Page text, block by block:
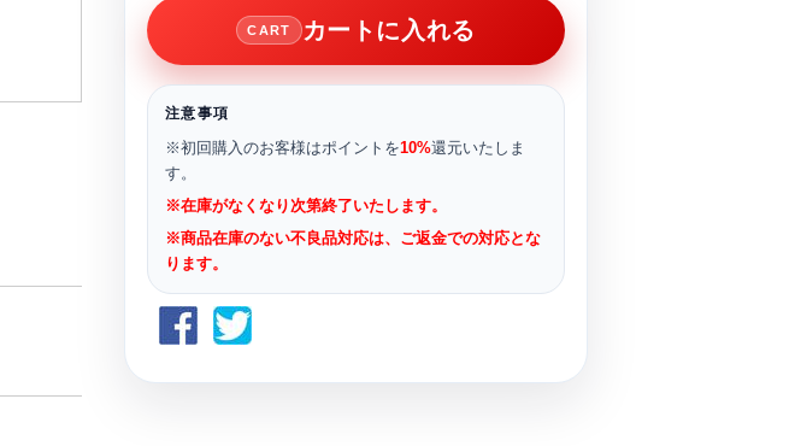
CART カートに入れる
注意事項
※初回購入のお客様はポイントを10%還元いたしま
す。
※在庫がなくなり次第終了いたします。
※商品在庫のない不良品対応は、ご返金での対応とな
ります。